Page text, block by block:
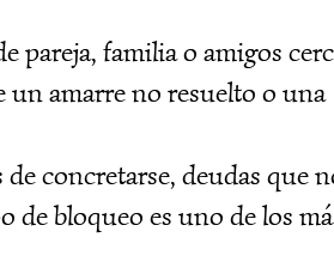
pareja, familia o amigos
un amarre no resuelto o una
concretarse, deudas que
de bloqueo es uno de los